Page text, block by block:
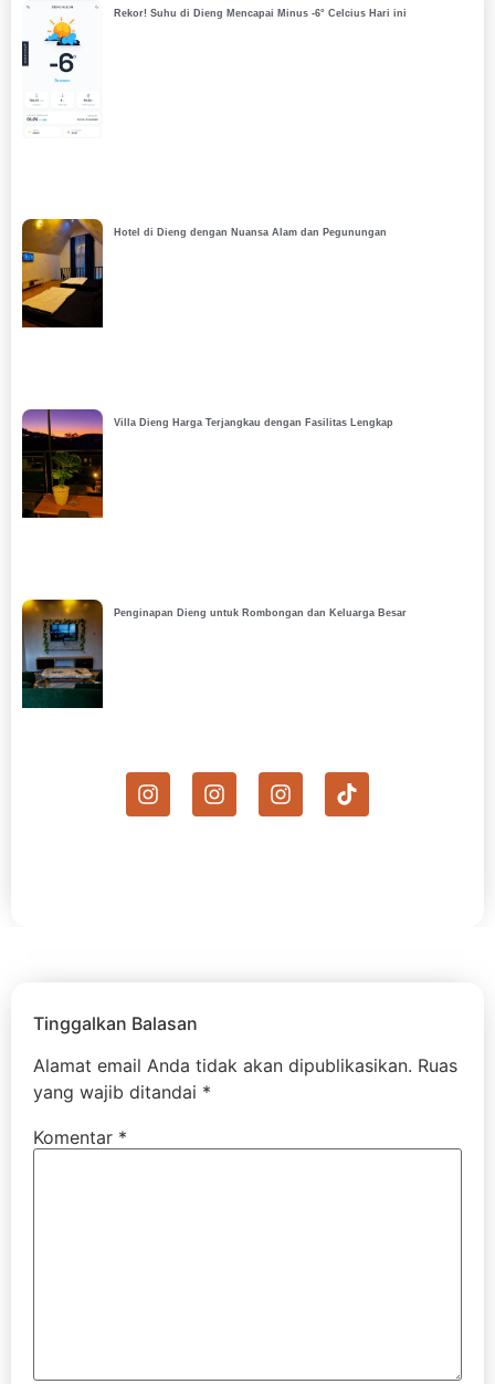
Rekor! Suhu di Dieng Mencapai Minus -6° Celcius Hari ini
Hotel di Dieng dengan Nuansa Alam dan Pegunungan
Villa Dieng Harga Terjangkau dengan Fasilitas Lengkap
Penginapan Dieng untuk Rombongan dan Keluarga Besar
Tinggalkan Balasan
Alamat email Anda tidak akan dipublikasikan. Ruas
yang wajib ditandai *
Komentar *